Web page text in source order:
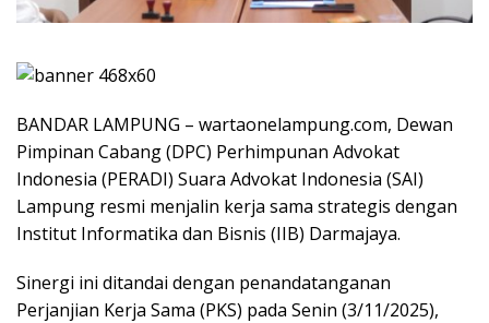
BANDAR LAMPUNG – wartaonelampung.com, Dewan
Pimpinan Cabang (DPC) Perhimpunan Advokat
Indonesia (PERADI) Suara Advokat Indonesia (SAI)
Lampung resmi menjalin kerja sama strategis dengan
Institut Informatika dan Bisnis (IIB) Darmajaya.
Sinergi ini ditandai dengan penandatanganan
Perjanjian Kerja Sama (PKS) pada Senin (3/11/2025),